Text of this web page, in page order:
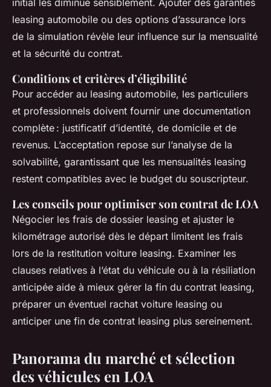
initial les diminue sensiblement. Ajouter des garanties
leasing automobile ou des options d’assurance lors
de la simulation révèle leur influence sur la mensualité
et la sécurité du contrat.
Conditions et critères d’éligibilité
Pour accéder au leasing automobile, les particuliers
et professionnels doivent fournir une documentation
complète : justificatif d’identité, de domicile et de
revenus. L’acceptation repose sur l’analyse de la
solvabilité, garantissant que les mensualités leasing
restent compatibles avec le budget du souscripteur.
Les conseils pour optimiser son contrat de LOA
Négocier les frais de dossier leasing et ajuster le
kilométrage autorisé dès le départ limitent les frais
lors de la restitution voiture leasing. Examiner les
clauses relatives à l’état du véhicule ou à la résiliation
anticipée aide à mieux gérer la fin du contrat leasing,
préparer un éventuel rachat voiture leasing ou
anticiper une fin de contrat leasing plus sereinement.
Panorama du marché et sélection
des véhicules en LOA